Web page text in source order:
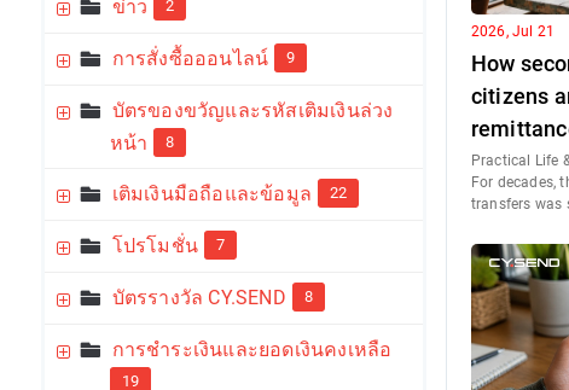
ข่าว 2
การสั่งซื้อออนไลน์ 9
บัตรของขวัญและรหัสเติมเงินล่วง
หน้า
8
เติมเงินมือถือและข้อมูล 22
โปรโมชั่น 7
บัตรรางวัล CY.SEND 8
การชำระเงินและยอดเงินคงเหลือ
19
2026, Jul 21
How
citizens
Practical Life
For decades,
transfers was